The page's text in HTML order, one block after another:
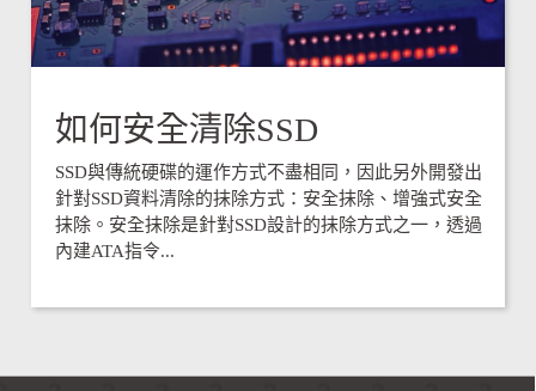
如何安全清除SSD
SSD與傳統硬碟的運作方式不盡相同，因此另外開發出
針對SSD資料清除的抹除方式：安全抹除、增強式安全
抹除。安全抹除是針對SSD設計的抹除方式之一，透過
內建ATA指令...